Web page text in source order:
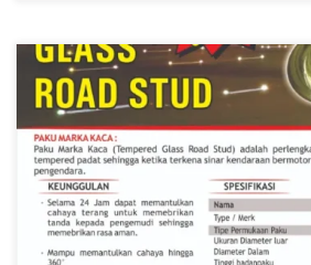
Jual Paku Marka Kaca Petir Papua,
Petir Sulawesi, Harga Paku Marka Kaca
Kalimantan TKDN E Katalog Paku
merupakan perlengkapan keselamatan
meningkatkan visibilitas marka melalui
kendaraan, terutama pada malam hari
kurang mendukung. Jual […]